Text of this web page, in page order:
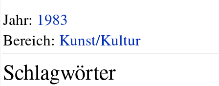
Jahr: 1983
Bereich: Kunst/Kultur
Schlagwörter